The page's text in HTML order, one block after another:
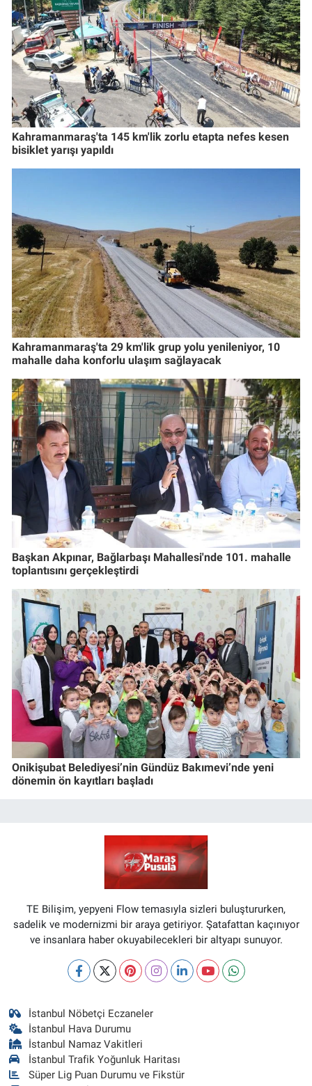
Kahramanmaraş'ta 145 km'lik zorlu etapta nefes kesen
bisiklet yarışı yapıldı
Kahramanmaraş'ta 29 km'lik grup yolu yenileniyor, 10
mahalle daha konforlu ulaşım sağlayacak
Başkan Akpınar, Bağlarbaşı Mahallesi'nde 101. mahalle
toplantısını gerçekleştirdi
Onikişubat Belediyesi’nin Gündüz Bakımevi’nde yeni
dönemin ön kayıtları başladı
TE Bilişim, yepyeni Flow temasıyla sizleri buluştururken,
sadelik ve modernizmi bir araya getiriyor. Şatafattan kaçınıyor
ve insanlara haber okuyabilecekleri bir altyapı sunuyor.
İstanbul Nöbetçi Eczaneler
İstanbul Hava Durumu
İstanbul Namaz Vakitleri
İstanbul Trafik Yoğunluk Haritası
Süper Lig Puan Durumu ve Fikstür